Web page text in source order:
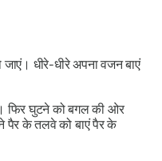
धीरे-धीरे अपना वजन बाएं
फिर घुटने को बगल की ओर
पैर के तलवे को बाएं पैर के